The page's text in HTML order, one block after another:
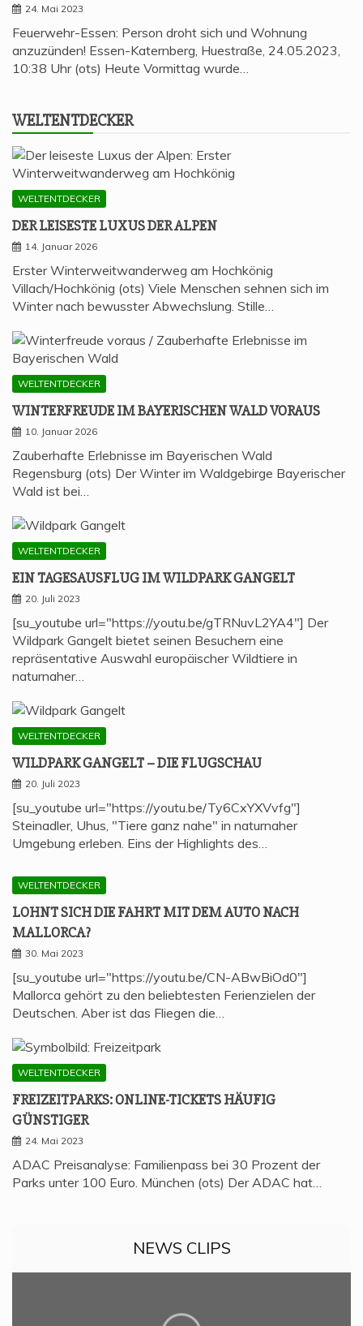
24. Mai 2023
Feuerwehr-Essen: Person droht sich und Wohnung
anzuzünden! Essen-Katernberg, Huestraße, 24.05.2023,
10:38 Uhr (ots) Heute Vormittag wurde…
WELT­ENT­DE­CKER
WELTENTDECKER
DER LEI­SES­TE LUXUS DER ALPEN
14. Januar 2026
Erster Winterweitwanderweg am Hochkönig
Villach/Hochkönig (ots) Viele Menschen sehnen sich im
Winter nach bewusster Abwechslung. Stille…
WELTENTDECKER
WIN­TER­FREU­DE IM BAYE­RI­SCHEN WALD VORAUS
10. Januar 2026
Zauberhafte Erlebnisse im Bayerischen Wald
Regensburg (ots) Der Winter im Waldgebirge Bayerischer
Wald ist bei…
WELTENTDECKER
EIN TAGES­AUS­FLUG IM WILD­PARK GANGELT
20. Juli 2023
[su_youtube url="https://youtu.be/gTRNuvL2YA4"] Der
Wildpark Gangelt bietet seinen Besuchern eine
repräsentative Auswahl europäischer Wildtiere in
naturnaher…
WELTENTDECKER
WILD­PARK GAN­GELT – DIE FLUGSCHAU
20. Juli 2023
[su_youtube url="https://youtu.be/Ty6CxYXVvfg"]
Steinadler, Uhus, "Tiere ganz nahe" in naturnaher
Umgebung erleben. Eins der Highlights des…
WELTENTDECKER
LOHNT SICH DIE FAHRT MIT DEM AUTO NACH
MALLORCA?
30. Mai 2023
[su_youtube url="https://youtu.be/CN-ABwBiOd0"]
Mallorca gehört zu den beliebtesten Ferienzielen der
Deutschen. Aber ist das Fliegen die…
WELTENTDECKER
FREI­ZEIT­PARKS: ONLINE-TICKETS HÄU­FIG
GÜNSTIGER
24. Mai 2023
ADAC Preisanalyse: Familienpass bei 30 Prozent der
Parks unter 100 Euro. München (ots) Der ADAC hat…
NEWS CLIPS